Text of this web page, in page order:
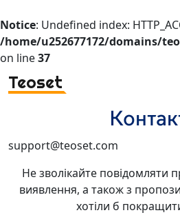
Notice: Undefined index:
/home/u252677172/domains/
on line37
Teoset
support@teoset.com
Не зволікайте повідомляти
виявлення, а також з
хотіли б